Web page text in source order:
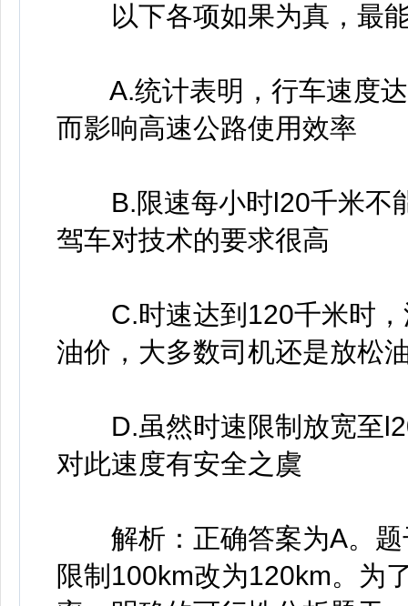
以下各项如果为真，最能
A.统计表明，行车速度达
而影响高速公路使用效率
B.限速每小时l20千米不
驾车对技术的要求很高
C.时速达到120千米时，
油价，大多数司机还是放松
D.虽然时速限制放宽至
对此速度有安全之虞
解析：正确答案为A。题
限制100km改为120km。为